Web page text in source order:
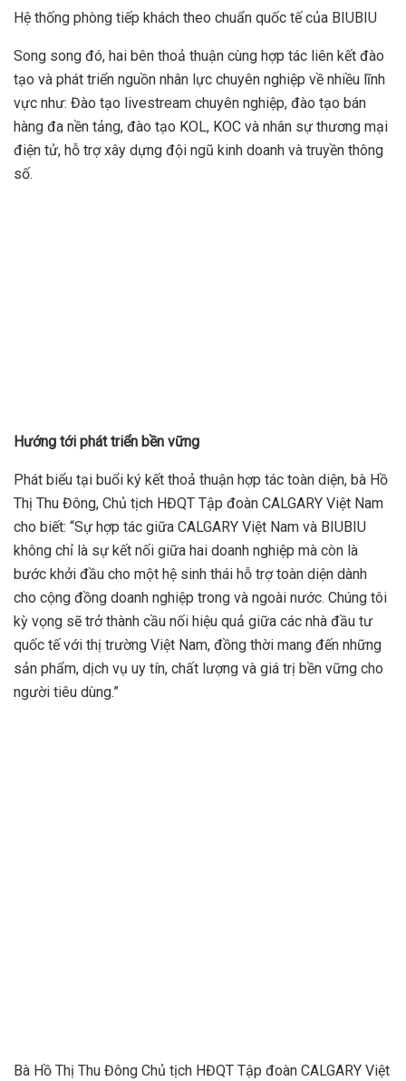
Hệ thống phòng tiếp khách theo chuẩn quốc tế của BIUBIU
Song song đó, hai bên thoả thuận cùng hợp tác liên kết đào
tạo và phát triển nguồn nhân lực chuyên nghiệp về nhiều lĩnh
vực như: Đào tạo livestream chuyên nghiệp, đào tạo bán
hàng đa nền tảng, đào tạo KOL, KOC và nhân sự thương mại
điện tử, hỗ trợ xây dựng đội ngũ kinh doanh và truyền thông
số.
Hướng tới phát triển bền vững
Phát biểu tại buổi ký kết thoả thuận hợp tác toàn diện, bà Hồ
Thị Thu Đông, Chủ tịch HĐQT Tập đoàn CALGARY Việt Nam
cho biết: “Sự hợp tác giữa CALGARY Việt Nam và BIUBIU
không chỉ là sự kết nối giữa hai doanh nghiệp mà còn là
bước khởi đầu cho một hệ sinh thái hỗ trợ toàn diện dành
cho cộng đồng doanh nghiệp trong và ngoài nước. Chúng tôi
kỳ vọng sẽ trở thành cầu nối hiệu quả giữa các nhà đầu tư
quốc tế với thị trường Việt Nam, đồng thời mang đến những
sản phẩm, dịch vụ uy tín, chất lượng và giá trị bền vững cho
người tiêu dùng.”
Bà Hồ Thị Thu Đông Chủ tịch HĐQT Tập đoàn CALGARY Việt